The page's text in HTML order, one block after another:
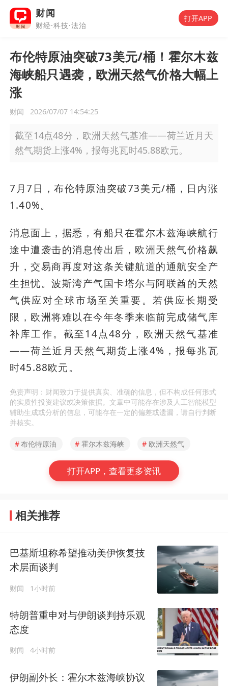
财闻
财经·科技·法治
打开APP
布伦特原油突破73美元/桶！霍尔木兹
海峡船只遇袭，欧洲天然气价格大幅上
涨
财闻 2026/07/07 14:54:25
截至14点48分，欧洲天然气基准——荷兰近月天
然气期货上涨4%，报每兆瓦时45.88欧元。
7月7日，布伦特原油突破73美元/桶，日内涨
1.40%。
消息面上，据悉，有船只在霍尔木兹海峡航行
途中遭袭击的消息传出后，欧洲天然气价格飙
升，交易商再度对这条关键航道的通航安全产
生担忧。波斯湾产气国卡塔尔与阿联酋的天然
气供应对全球市场至关重要。若供应长期受
限，欧洲将难以在今年冬季来临前完成储气库
补库工作。截至14点48分，欧洲天然气基准
——荷兰近月天然气期货上涨4%，报每兆瓦
时45.88欧元。
免责声明：财闻致力于提供真实、准确的信息，但不构成任何形式
的实质性投资建议或决策依据。文章中可能存在涉及人工智能模型
辅助生成或分析的信息，可能存在一定的偏差或遗漏，请自行判断
并核实。
#布伦特原油 # 霍尔木兹海峡 # 欧洲天然气
打开APP，查看更多资讯
相关推荐
巴基斯坦称希望推动美伊恢复技
术层面谈判
财闻 1小时前
特朗普重申对与伊朗谈判持乐观
态度
财闻 4小时前
伊朗副外长：霍尔木兹海峡协议